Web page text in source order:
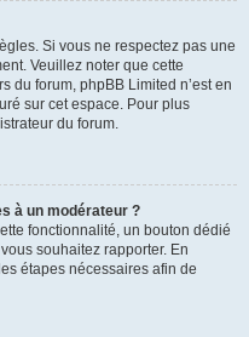
Si vous ne respectez pas une
Veuillez noter que cette
du forum, phpBB Limited n’est en
sur cet espace. Pour plus
du forum.
à un modérateur ?
fonctionnalité, un bouton dédié
souhaitez rapporter. En
étapes nécessaires afin de